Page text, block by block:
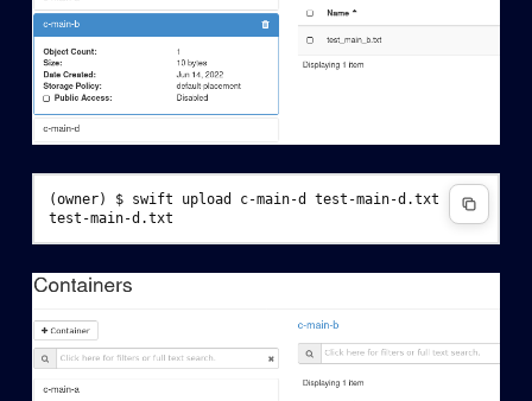
(owner) $ swift upload c-main-d
test-main-d.txt